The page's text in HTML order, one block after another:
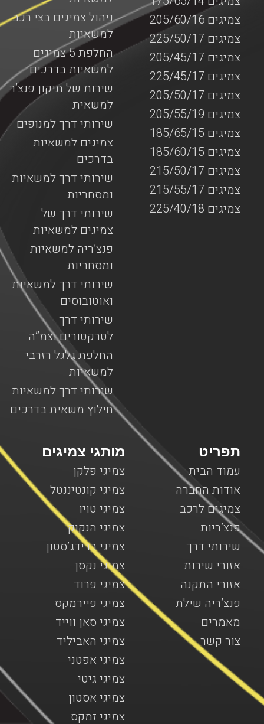
ניהול צמיגים בצי רכב
למשאיות
החלפת 5 צמיגים
למשאיות בדרכים
שירות של תיקון פנצ’ר
למשאית
שירותי דרך למנופים
צמיגים למשאיות
בדרכים
שירותי דרך למשאיות
ומסחריות
שירותי דרך של
צמיגים למשאיות
פנצ’ריה למשאיות
ומסחריות
שירותי דרך למשאיות
ואוטובוסים
שירותי דרך
לטרקטורים וצמ”ה
החלפת גלגל רזרבי
למשאיות
שירותי דרך למשאיות
חילוץ משאית בדרכים
צמיגים 205/60/16
צמיגים 225/50/17
צמיגים 205/45/17
צמיגים 225/45/17
צמיגים 205/50/17
צמיגים 205/55/19
צמיגים 185/65/15
צמיגים 185/60/15
צמיגים 215/50/17
צמיגים 215/55/17
צמיגים 225/40/18
מותגי צמיגים
צמיגי פלקן
צמיגי קונטיננטל
צמיגי טויו
צמיגי הנקוק
צמיגי ברידג’סטון
צמיגי נקסן
צמיגי פרוד
צמיגי פיירמקס
צמיגי סאן ווייד
צמיגי האביליד
צמיגי אפטני
צמיגי גיטי
צמיגי אסטון
צמיגי זמקס
תפריט
עמוד הבית
אודות החברה
צמיגים לרכב
פנצ’ריות
שירותי דרך
אזורי שירות
אזורי התקנה
פנצ’ריה שילת
מאמרים
צור קשר